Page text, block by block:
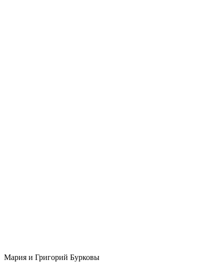
Мария и Григорий Бурковы